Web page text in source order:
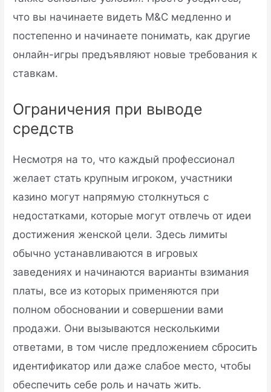
что вы начинаете видеть M&C медленно и
постепенно и начинаете понимать, как другие
онлайн-игры предъявляют новые требования к
ставкам.
Ограничения при выводе
средств
Несмотря на то, что каждый профессионал
желает стать крупным игроком, участники
казино могут напрямую столкнуться с
недостатками, которые могут отвлечь от идеи
достижения женской цели. Здесь лимиты
обычно устанавливаются в игровых
заведениях и начинаются варианты взимания
платы, все из которых применяются при
полном обосновании и совершении вами
продажи. Они вызываются несколькими
ответами, в том числе предложением сбросить
идентификатор или даже слабое место, чтобы
обеспечить себе роль и начать жить.